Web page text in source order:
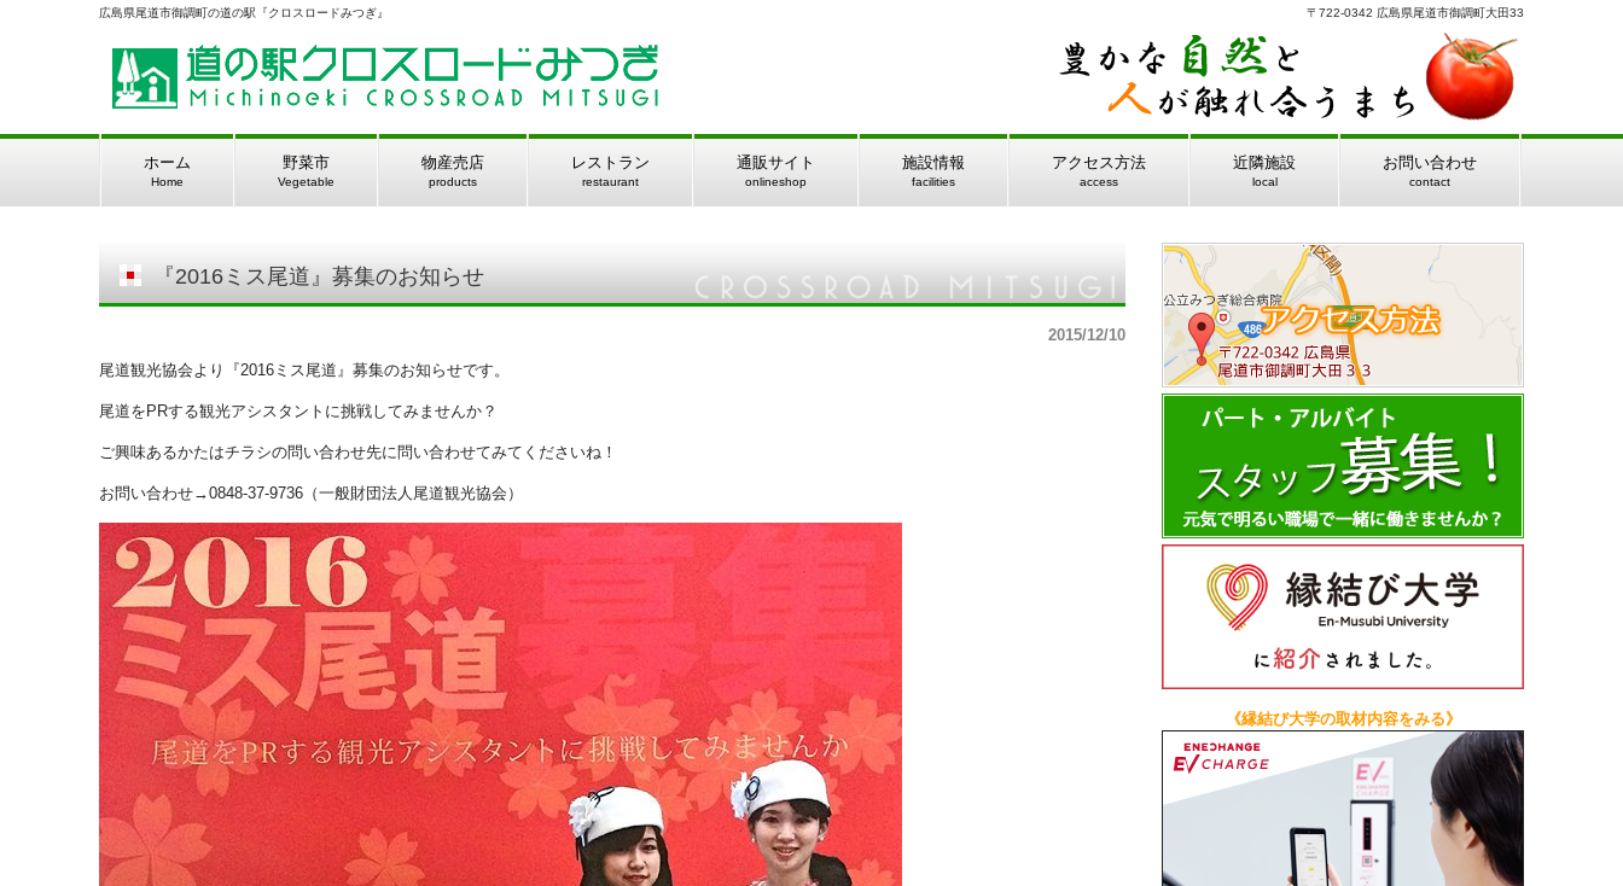
広島県尾道市御調町の道の駅『クロスロードみつぎ』 〒722-0342 広島県尾道市御調町大田33
ホーム
Home
野菜市
Vegetable
物産売店
products
レストラン
restaurant
通販サイト
onlineshop
施設情報
facilities
アクセス方法
access
近隣施設
local
お問い合わせ
contact
『2016ミス尾道』募集のお知らせ
2015/12/10
尾道観光協会より『2016ミス尾道』募集のお知らせです。
尾道をPRする観光アシスタントに挑戦してみませんか？
ご興味あるかたはチラシの問い合わせ先に問い合わせてみてくださいね！
お問い合わせ→0848-37-9736（一般財団法人尾道観光協会）
《縁結び大学の取材内容をみる》